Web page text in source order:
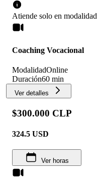
Atiende solo en modalidad
Coaching Vocacional
ModalidadOnline
Duración60 min
Ver detalles
$300.000 CLP
324.5 USD
Ver horas